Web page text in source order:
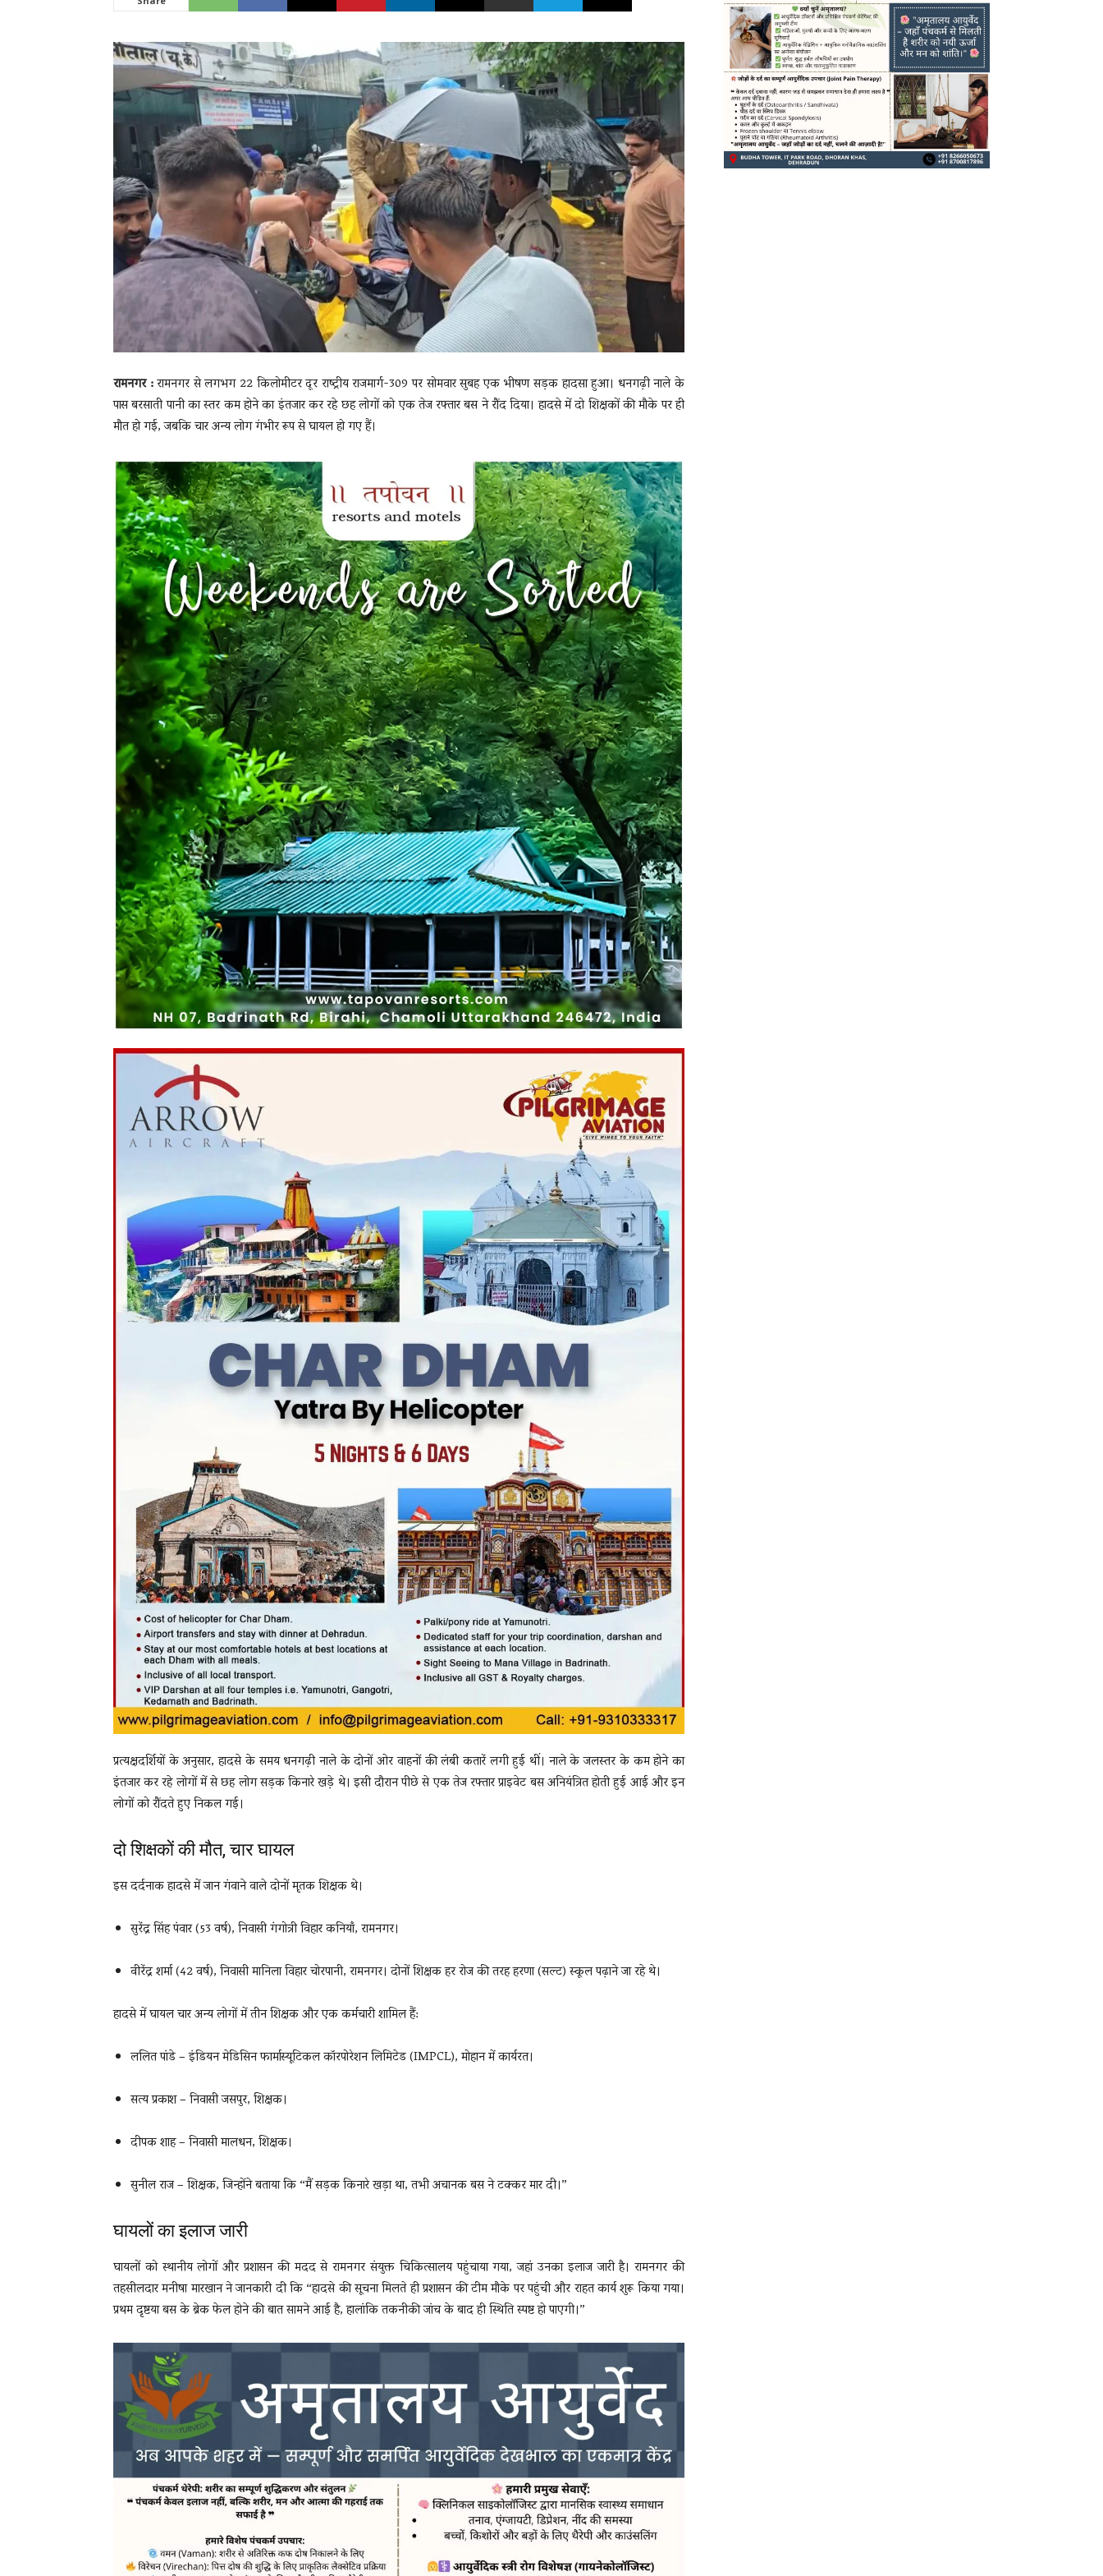
News
LIVE
रामनगर :रामनगर से लगभग 22 किलोमीटर दूर राष्ट्रीय राजमार्ग-309 पर सोमवार सुबह एक भीषण सड़क हादसा हुआ। धनगढ़ी नाले के
पास बरसाती पानी का स्तर कम होने का इंतजार कर रहे छह लोगों को एक तेज रफ्तार बस ने रौंद दिया। हादसे में दो शिक्षकों की मौके पर ही
मौत हो गई, जबकि चार अन्य लोग गंभीर रूप से घायल हो गए हैं।
प्रत्यक्षदर्शियों के अनुसार, हादसे के समय धनगढ़ी नाले के दोनों ओर वाहनों की लंबी कतारें लगी हुई थीं। नाले के जलस्तर के कम होने का
इंतजार कर रहे लोगों में से छह लोग सड़क किनारे खड़े थे। इसी दौरान पीछे से एक तेज रफ्तार प्राइवेट बस अनियंत्रित होती हुई आई और इन
लोगों को रौंदते हुए निकल गई।
दो शिक्षकों की मौत, चार घायल
इस दर्दनाक हादसे में जान गंवाने वाले दोनों मृतक शिक्षक थे।
सुरेंद्र सिंह पंवार (53 वर्ष), निवासी गंगोत्री विहार कनियाँ, रामनगर।
वीरेंद्र शर्मा (42 वर्ष), निवासी मानिला विहार चोरपानी, रामनगर। दोनों शिक्षक हर रोज की तरह हरणा (सल्ट) स्कूल पढ़ाने जा रहे थे।
हादसे में घायल चार अन्य लोगों में तीन शिक्षक और एक कर्मचारी शामिल हैं:
ललित पांडे – इंडियन मेडिसिन फार्मास्यूटिकल कॉरपोरेशन लिमिटेड (IMPCL), मोहान में कार्यरत।
सत्य प्रकाश – निवासी जसपुर, शिक्षक।
दीपक शाह – निवासी मालधन, शिक्षक।
सुनील राज – शिक्षक, जिन्होंने बताया कि “मैं सड़क किनारे खड़ा था, तभी अचानक बस ने टक्कर मार दी।”
घायलों का इलाज जारी
घायलों को स्थानीय लोगों और प्रशासन की मदद से रामनगर संयुक्त चिकित्सालय पहुंचाया गया, जहां उनका इलाज जारी है। रामनगर की
तहसीलदार मनीषा मारखान ने जानकारी दी कि “हादसे की सूचना मिलते ही प्रशासन की टीम मौके पर पहुंची और राहत कार्य शुरू किया गया।
प्रथम दृष्टया बस के ब्रेक फेल होने की बात सामने आई है, हालांकि तकनीकी जांच के बाद ही स्थिति स्पष्ट हो पाएगी।”